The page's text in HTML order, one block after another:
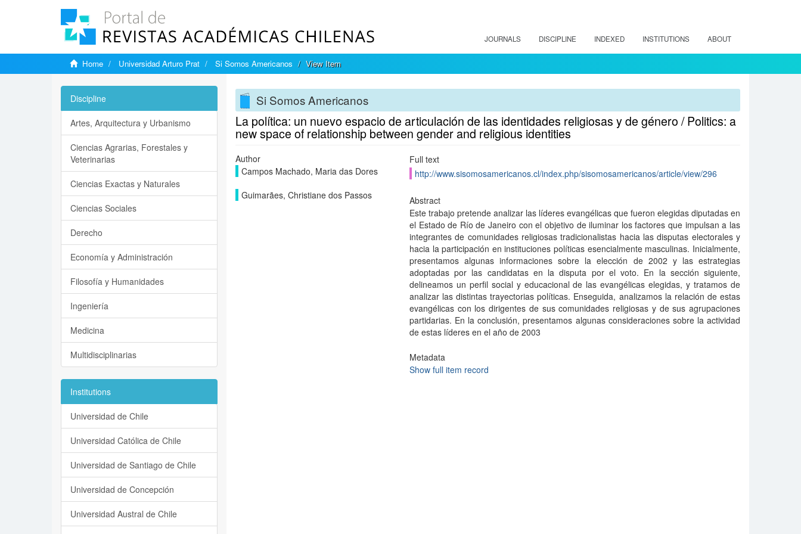
JOURNALS DISCIPLINE INDEXED INSTITUTIONS ABOUT
Home Universidad Arturo Prat Si Somos Americanos View Item
Si Somos Americanos
La política: un nuevo espacio de articulación de las identidades religiosas y de género / Politics: a
new space of relationship between gender and religious identities
Author
Campos Machado, Maria das Dores
Guimarães, Christiane dos Passos
Full text
http://www.sisomosamericanos.cl/index.php/sisomosamericanos/article/view/296
Abstract
Este trabajo pretende analizar las líderes evangélicas que fueron elegidas diputadas en
el Estado de Río de Janeiro con el objetivo de iluminar los factores que impulsan a las
integrantes de comunidades religiosas tradicionalistas hacia las disputas electorales y
hacia la participación en instituciones políticas esencialmente masculinas. Inicialmente,
presentamos algunas informaciones sobre la elección de 2002 y las estrategias
adoptadas por las candidatas en la disputa por el voto. En la sección siguiente,
delineamos un perfil social y educacional de las evangélicas elegidas, y tratamos de
analizar las distintas trayectorias políticas. Enseguida, analizamos la relación de estas
evangélicas con los dirigentes de sus comunidades religiosas y de sus agrupaciones
partidarias. En la conclusión, presentamos algunas consideraciones sobre la actividad
de estas líderes en el año de 2003
Metadata
Show full item record
Discipline
Artes, Arquitectura y Urbanismo
Ciencias Agrarias, Forestales y
Veterinarias
Ciencias Exactas y Naturales
Ciencias Sociales
Derecho
Economía y Administración
Filosofía y Humanidades
Ingeniería
Medicina
Multidisciplinarias
Institutions
Universidad de Chile
Universidad Católica de Chile
Universidad de Santiago de Chile
Universidad de Concepción
Universidad Austral de Chile